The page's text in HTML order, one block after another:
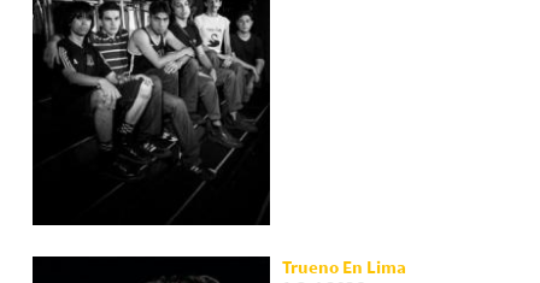
Trueno En Lima